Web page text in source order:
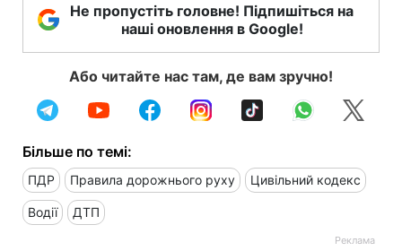
Не пропустіть головне! Підпишіться на
наші оновлення в Google!
Або читайте нас там, де вам зручно!
Більше по темі:
ПДР Правила дорожнього руху Цивільний кодекс
Водії ДТП